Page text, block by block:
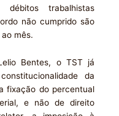
trabalhistas
não cumprido são
mês.
Bentes, o TST já
da
fixação do percentual
e não de direito